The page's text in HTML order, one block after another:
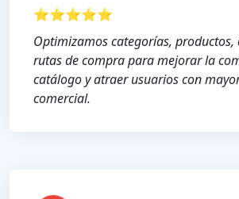
⭐⭐⭐⭐⭐
Optimizamos categorías, productos,
rutas de compra para mejorar la
catálogo y atraer usuarios con
comercial.